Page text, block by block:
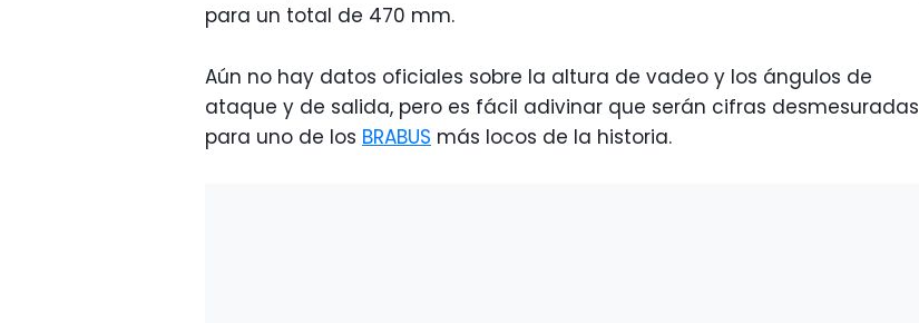
para un total de 470 mm.
Aún no hay datos oficiales sobre la altura de vadeo y los ángulos de
ataque y de salida, pero es fácil adivinar que serán cifras desmesuradas
para uno de los BRABUS más locos de la historia.